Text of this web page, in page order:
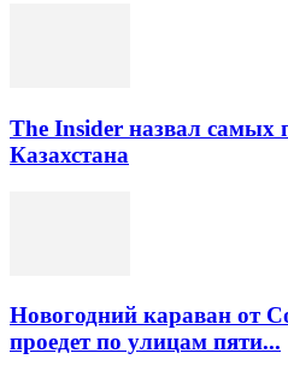
The Insider назвал самых
Казахстана
Новогодний караван от
проедет по улицам пяти...